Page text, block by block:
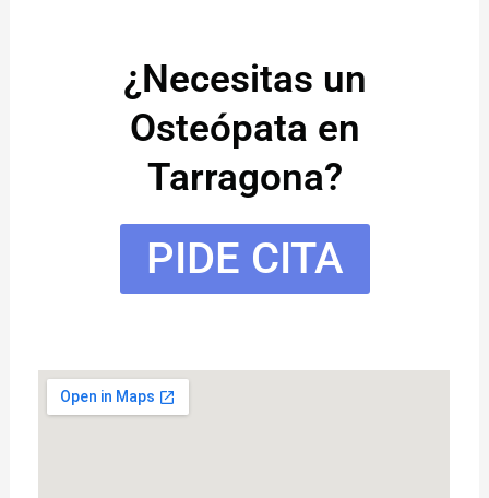
¿Necesitas un
Osteópata en
Tarragona?
PIDE CITA